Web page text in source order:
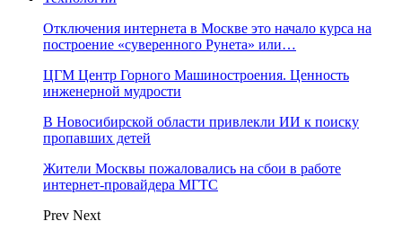
Отключения интернета в Москве это начало курса на
построение «суверенного Рунета» или…
ЦГМ Центр Горного Машиностроения. Ценность
инженерной мудрости
В Новосибирской области привлекли ИИ к поиску
пропавших детей
Жители Москвы пожаловались на сбои в работе
интернет-провайдера МГТС
Prev Next